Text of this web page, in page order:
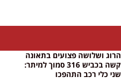
הרוג ושלושה פצועים בתאונה
קשה בכביש 316 סמוך למיתר:
שני כלי רכב התהפכו